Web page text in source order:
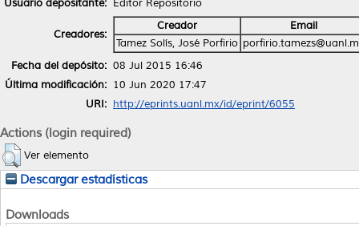
Usuario depositante: Editor Repositorio
Creadores:
Creador
Email
Tamez Solís, José Porfirio
Fecha del depósito: 08 Jul 2015 16:46
Última modificación: 10 Jun 2020 17:47
URI: http://eprints.uanl.mx/id/eprint/6055
Actions (login required)
Ver elemento
Descargar estadísticas
Downloads